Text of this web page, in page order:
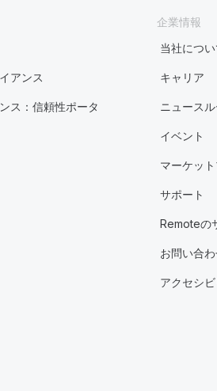
アンス
ス：信頼性ポータ
企業情報
当社につい
キャリア
ニュース
イベント
マーケッ
サポート
Remoteの
お問い合
アクセシ